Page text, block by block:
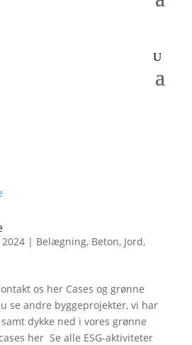
| Belægning, Beton, Jord,
os her Cases og grønne
se andre byggeprojekter, vi har
dykke ned i vores grønne
her Se alle ESG-aktiviteter